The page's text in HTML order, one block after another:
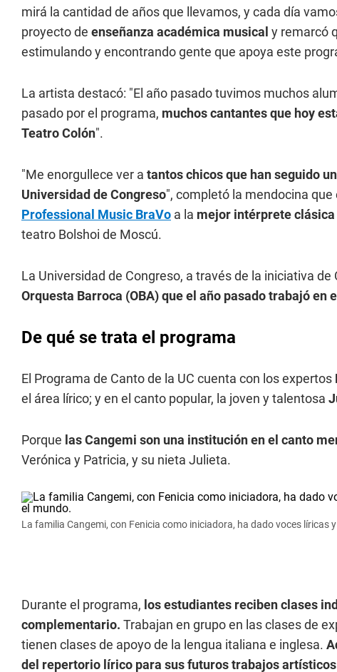
mirá la cantidad de años que llevamos, y cada día
proyecto de enseñanza académica musical y remarcó
estimulando y encontrando gente que apoya este
La artista destacó: "El año pasado tuvimos muchos
pasado por el programa, muchos cantantes que hoy
Teatro Colón".
"Me enorgullece ver a tantos chicos que han seguido
Universidad de Congreso", completó la mendocina que
Professional Music BraVo a la mejor intérprete clásica
teatro Bolshoi de Moscú.
La Universidad de Congreso, a través de la iniciativa
Orquesta Barroca (OBA) que el año pasado trabajó en
De qué se trata el programa
El Programa de Canto de la UC cuenta con los expertos
el área lírico; y en el canto popular, la joven y talentosa
Porque las Cangemi son una institución en el canto
Verónica y Patricia, y su nieta Julieta.
La familia Cangemi, con Fenicia como iniciadora, ha dado voces líricas
Durante el programa, los estudiantes reciben clases
complementario. Trabajan en grupo en las clases de
tienen clases de apoyo de la lengua italiana e inglesa.
del repertorio lírico para sus futuros trabajos artísticos